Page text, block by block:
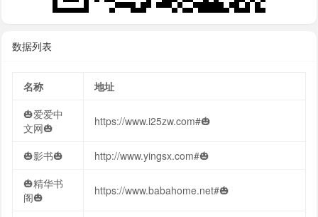
数据列表
名称
地址
🎃爱爱中
文网🎃
https://www.i25zw.com#🎃
🎃影书🎃
http://www.yingsx.com#🎃
🎃精华书
阁🎃
https://www.babahome.net#🎃